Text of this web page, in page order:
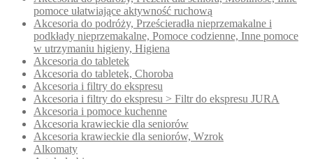
pomoce ułatwiające aktywność ruchową
Akcesoria do podróży, Prześcieradła nieprzemakalne i
podkłady nieprzemakalne, Pomoce codzienne, Inne pomoce
w utrzymaniu higieny, Higiena
Akcesoria do tabletek
Akcesoria do tabletek, Choroba
Akcesoria i filtry do ekspresu
Akcesoria i filtry do ekspresu > Filtr do ekspresu JURA
Akcesoria i pomoce kuchenne
Akcesoria krawieckie dla seniorów
Akcesoria krawieckie dla seniorów, Wzrok
Alkomaty